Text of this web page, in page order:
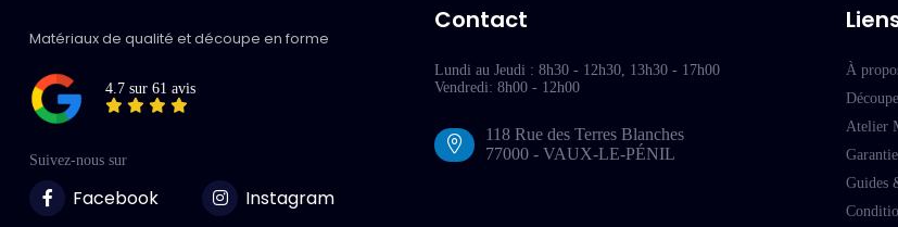
Matériaux de qualité et découpe en forme
4.7 sur 61 avis
Suivez-nous sur
Facebook Instagram
Contact
Lundi au Jeudi : 8h30 - 12h30, 13h30 - 17h00
Vendredi: 8h00 - 12h00
118 Rue des Terres Blanches
77000 - VAUX-LE-PÉNIL
À
Atelier
Guides